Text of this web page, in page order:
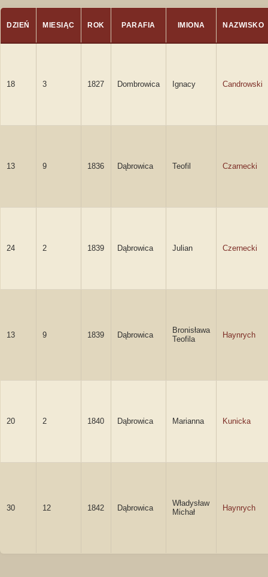
DZIEŃ MIESIĄC ROK PARAFIA IMIONA NAZWISKO
18 3 1827 Dombrowica Ignacy Candrowski
13 9 1836 Dąbrowica Teofil Czarnecki
24 2 1839 Dąbrowica Julian Czernecki
13 9 1839 Dąbrowica
Bronisława
Teofila
Haynrych
20 2 1840 Dąbrowica Marianna Kunicka
30 12 1842 Dąbrowica
Władysław
Michał
Haynrych